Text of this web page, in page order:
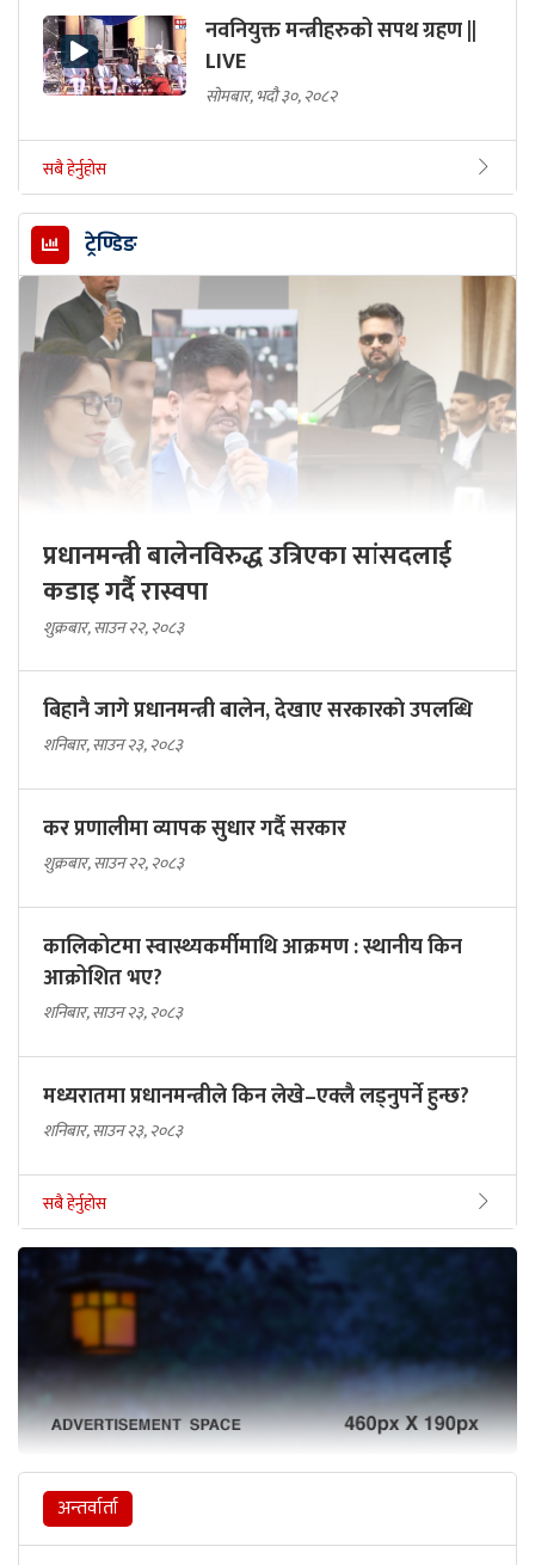
नवनियुक्त मन्त्रीहरुको सपथ ग्रहण ||
LIVE
सोमबार, भदौ ३०, २०८२
सबै हेर्नुहोस
ट्रेण्डिङ
प्रधानमन्त्री बालेनविरुद्ध उत्रिएका सांसदलाई
कडाइ गर्दै रास्वपा
शुक्रबार, साउन २२, २०८३
बिहानै जागे प्रधानमन्त्री बालेन, देखाए सरकारकाे उपलब्धि
शनिबार, साउन २३, २०८३
कर प्रणालीमा व्यापक सुधार गर्दै सरकार
शुक्रबार, साउन २२, २०८३
कालिकोटमा स्वास्थ्यकर्मीमाथि आक्रमण : स्थानीय किन
आक्रोशित भए?
शनिबार, साउन २३, २०८३
मध्यरातमा प्रधानमन्त्रीले किन लेखे–एक्लै लड्नुपर्ने हुन्छ?
शनिबार, साउन २३, २०८३
सबै हेर्नुहोस
अन्तर्वार्ता